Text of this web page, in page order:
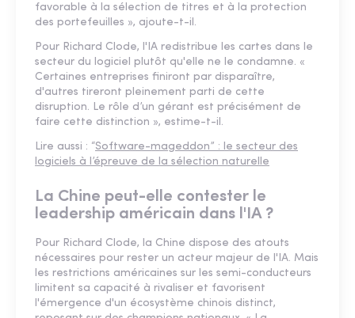
favorable à la sélection de titres et à la protection
des portefeuilles », ajoute-t-il.
Pour Richard Clode, l'IA redistribue les cartes dans le
secteur du logiciel plutôt qu'elle ne le condamne. «
Certaines entreprises finiront par disparaître,
d'autres tireront pleinement parti de cette
disruption. Le rôle d’un gérant est précisément de
faire cette distinction », estime-t-il.
Lire aussi : “Software-mageddon” : le secteur des
logiciels à l’épreuve de la sélection naturelle
La Chine peut-elle contester le
leadership américain dans l'IA ?
Pour Richard Clode, la Chine dispose des atouts
nécessaires pour rester un acteur majeur de l'IA. Mais
les restrictions américaines sur les semi-conducteurs
limitent sa capacité à rivaliser et favorisent
l'émergence d'un écosystème chinois distinct,